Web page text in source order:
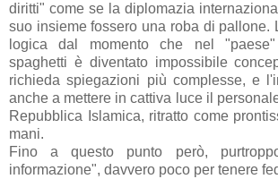
diritti" come se la diplomazia
suo insieme fossero una roba di pallone.
logica dal momento che nel
spaghetti è diventato impossibile
richieda spiegazioni più complesse, e
anche a mettere in cattiva luce il
Repubblica Islamica, ritratto come
mani.
Fino a questo punto però,
informazione", davvero poco per tenere